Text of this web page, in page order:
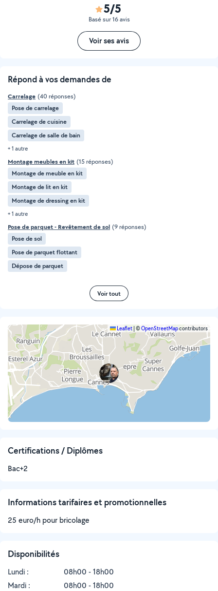
5/5
Basé sur 16 avis
Voir ses avis
Répond à vos demandes de
Carrelage (40 réponses)
Pose de carrelage
Carrelage de cuisine
Carrelage de salle de bain
+ 1 autre
Montage meubles en kit (15 réponses)
Montage de meuble en kit
Montage de lit en kit
Montage de dressing en kit
+ 1 autre
Pose de parquet - Revêtement de sol (9 réponses)
Pose de sol
Pose de parquet flottant
Dépose de parquet
Voir tout
Leaflet ©OpenStreetMapcontributors
Certifications / Diplômes
Bac+2
Informations tarifaires et promotionnelles
25 euro/h pour bricolage
Disponibilités
Lundi :
08h00 - 18h00
Mardi :
08h00 - 18h00